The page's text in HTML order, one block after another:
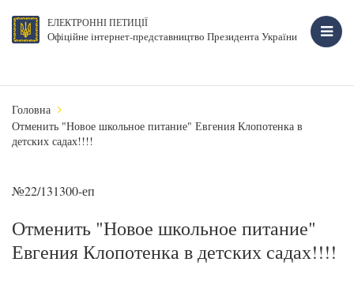
ЕЛЕКТРОННІ ПЕТИЦІЇ
Офіційне інтернет-представництво Президента України
Головна
Отменить "Новое школьное питание" Евгения Клопотенка в
детских садах!!!!
№22/131300-еп
Отменить "Новое школьное питание"
Евгения Клопотенка в детских садах!!!!